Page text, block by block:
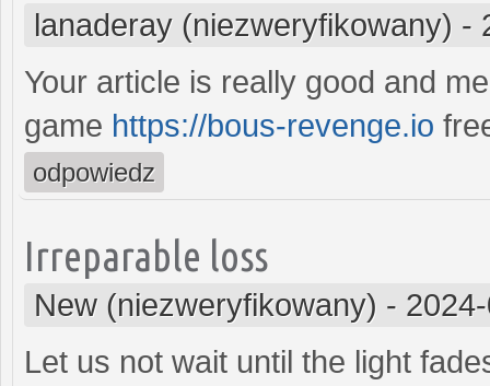
lanaderay (niezweryfikowany) -
Your article is really good and
game https://bous-revenge.io
odpowiedz
Irreparable loss
New (niezweryfikowany) -
Let us not wait until the light